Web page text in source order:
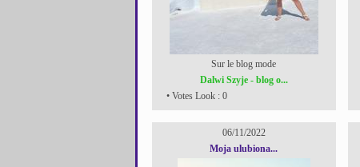
Sur le blog mode
Dalwi Szyje - blog o...
• Votes Look : 0
06/11/2022
Moja ulubiona...